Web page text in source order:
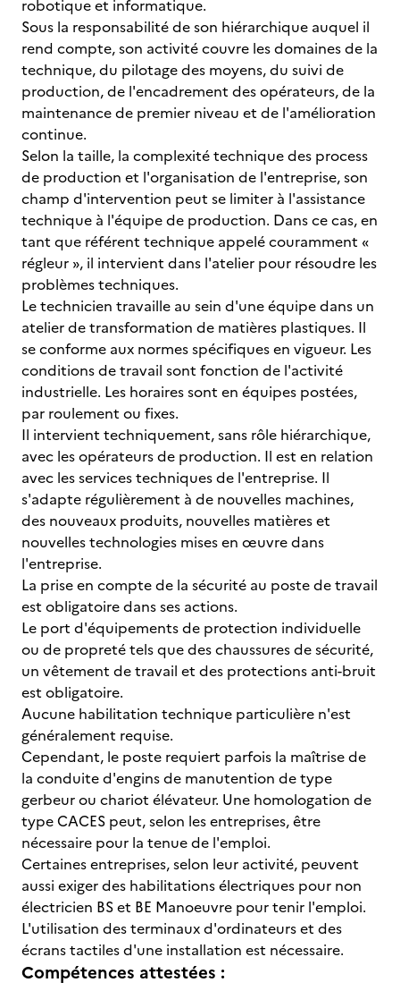
robotique et informatique.
Sous la responsabilité de son hiérarchique auquel il
rend compte, son activité couvre les domaines de la
technique, du pilotage des moyens, du suivi de
production, de l'encadrement des opérateurs, de la
maintenance de premier niveau et de l'amélioration
continue.
Selon la taille, la complexité technique des process
de production et l'organisation de l'entreprise, son
champ d'intervention peut se limiter à l'assistance
technique à l'équipe de production. Dans ce cas, en
tant que référent technique appelé couramment «
régleur », il intervient dans l'atelier pour résoudre les
problèmes techniques.
Le technicien travaille au sein d'une équipe dans un
atelier de transformation de matières plastiques. Il
se conforme aux normes spécifiques en vigueur. Les
conditions de travail sont fonction de l'activité
industrielle. Les horaires sont en équipes postées,
par roulement ou fixes.
Il intervient techniquement, sans rôle hiérarchique,
avec les opérateurs de production. Il est en relation
avec les services techniques de l'entreprise. Il
s'adapte régulièrement à de nouvelles machines,
des nouveaux produits, nouvelles matières et
nouvelles technologies mises en œuvre dans
l'entreprise.
La prise en compte de la sécurité au poste de travail
est obligatoire dans ses actions.
Le port d'équipements de protection individuelle
ou de propreté tels que des chaussures de sécurité,
un vêtement de travail et des protections anti-bruit
est obligatoire.
Aucune habilitation technique particulière n'est
généralement requise.
Cependant, le poste requiert parfois la maîtrise de
la conduite d'engins de manutention de type
gerbeur ou chariot élévateur. Une homologation de
type CACES peut, selon les entreprises, être
nécessaire pour la tenue de l'emploi.
Certaines entreprises, selon leur activité, peuvent
aussi exiger des habilitations électriques pour non
électricien BS et BE Manoeuvre pour tenir l'emploi.
L'utilisation des terminaux d'ordinateurs et des
écrans tactiles d'une installation est nécessaire.
Compétences attestées :